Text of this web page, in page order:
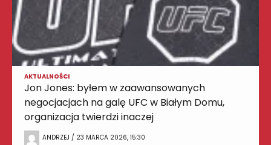
AKTUALNOŚCI
Jon Jones: byłem w zaawansowanych
negocjacjach na galę UFC w Białym Domu,
organizacja twierdzi inaczej
ANDRZEJ / 23 MARCA 2026, 15:30